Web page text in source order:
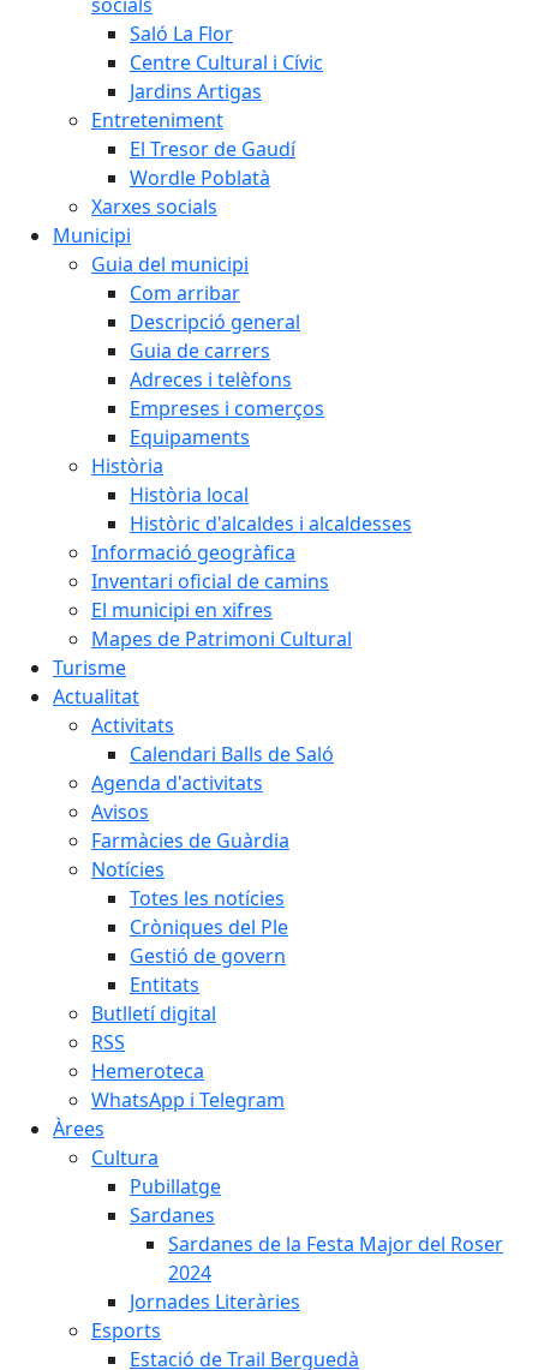
Saló La Flor
Centre Cultural i Cívic
Jardins Artigas
Entreteniment
El Tresor de Gaudí
Wordle Poblatà
Xarxes socials
Municipi
Guia del municipi
Com arribar
Descripció general
Guia de carrers
Adreces i telèfons
Empreses i comerços
Equipaments
Història
Història local
Històric d'alcaldes i alcaldesses
Informació geogràfica
Inventari oficial de camins
El municipi en xifres
Mapes de Patrimoni Cultural
Turisme
Actualitat
Activitats
Calendari Balls de Saló
Agenda d'activitats
Avisos
Farmàcies de Guàrdia
Notícies
Totes les notícies
Cròniques del Ple
Gestió de govern
Entitats
Butlletí digital
RSS
Hemeroteca
WhatsApp i Telegram
Àrees
Cultura
Pubillatge
Sardanes
Sardanes de la Festa Major del Roser
2024
Jornades Literàries
Esports
Estació de Trail Berguedà